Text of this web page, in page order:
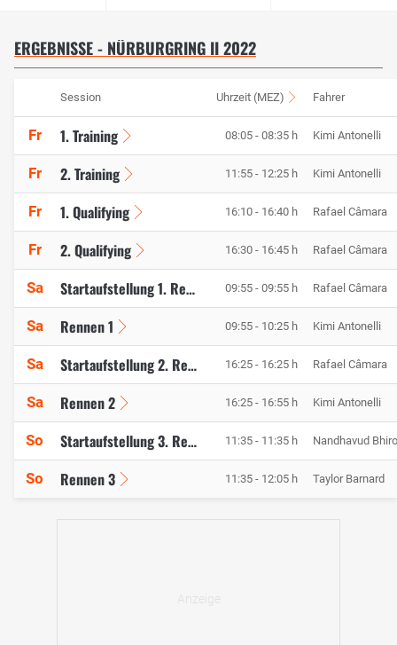
ERGEBNISSE - NÜRBURGRING II 2022
Session Uhrzeit (MEZ) Fahrer
Fr 1. Training 08:05 - 08:35 h Kimi Antonelli
Fr 2. Training 11:55 - 12:25 h Kimi Antonelli
Fr 1. Qualifying 16:10 - 16:40 h Rafael Câmara
Fr 2. Qualifying 16:30 - 16:45 h Rafael Câmara
Sa Startaufstellung 1. Rennen 09:55 - 09:55 h Rafael Câmara
Sa Rennen 1 09:55 - 10:25 h Kimi Antonelli
Sa Startaufstellung 2. Rennen 16:25 - 16:25 h Rafael Câmara
Sa Rennen 2 16:25 - 16:55 h Kimi Antonelli
So Startaufstellung 3. Rennen 11:35 - 11:35 h Nandhavud
So Rennen 3 11:35 - 12:05 h Taylor Barnard